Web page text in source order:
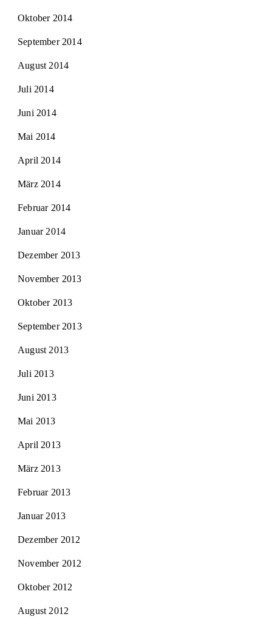
Oktober 2014
September 2014
August 2014
Juli 2014
Juni 2014
Mai 2014
April 2014
März 2014
Februar 2014
Januar 2014
Dezember 2013
November 2013
Oktober 2013
September 2013
August 2013
Juli 2013
Juni 2013
Mai 2013
April 2013
März 2013
Februar 2013
Januar 2013
Dezember 2012
November 2012
Oktober 2012
August 2012